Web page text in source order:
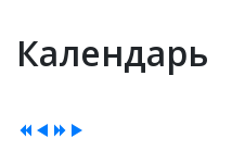
Календарь
Previous
Year
Previous
Month
YearMonth